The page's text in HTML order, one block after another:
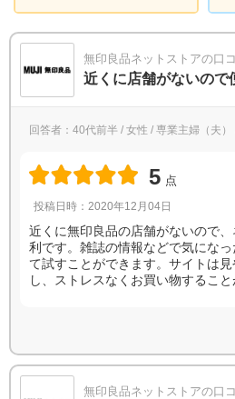
無印良品ネットストアの口
近くに店舗がないので
回答者：40代前半 / 女性 / 専業主婦（夫
5 点
投稿日時：2020年12月04日
近くに無印良品の店舗がないので
利です。雑誌の情報などで気にな
て試すことができます。サイトは
し、ストレスなくお買い物すること
無印良品ネットストアの口